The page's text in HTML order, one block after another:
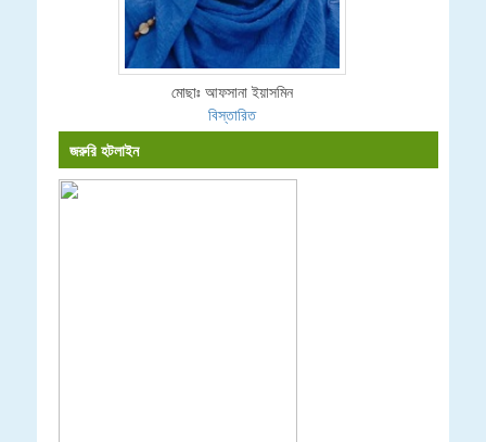
মোছাঃ আফসানা ইয়াসমিন
বিস্তারিত
জরুরি হটলাইন